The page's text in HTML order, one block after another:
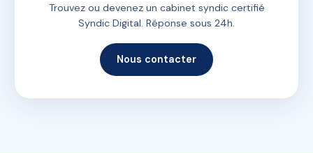
Trouvez ou devenez un cabinet syndic certifié
Syndic Digital. Réponse sous 24h.
Nous contacter